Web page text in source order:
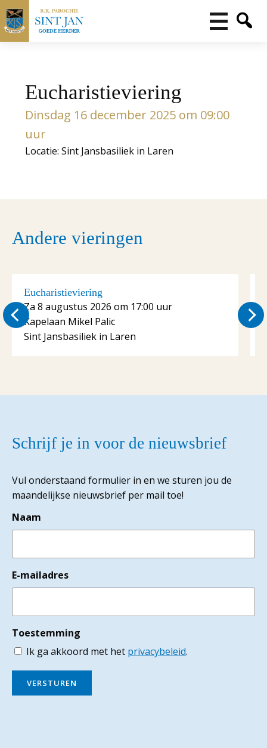
Eucharistieviering
Dinsdag 16 december 2025 om 09:00
uur
Locatie: Sint Jansbasiliek in Laren
Andere vieringen
Eucharistieviering
Za 8 augustus 2026 om 17:00 uur
Kapelaan Mikel Palic
Sint Jansbasiliek in Laren
Schrijf je in voor de nieuwsbrief
Vul onderstaand formulier in en we sturen jou de
maandelijkse nieuwsbrief per mail toe!
Naam
E-mailadres
Toestemming
Ik ga akkoord met het privacybeleid.
VERSTUREN